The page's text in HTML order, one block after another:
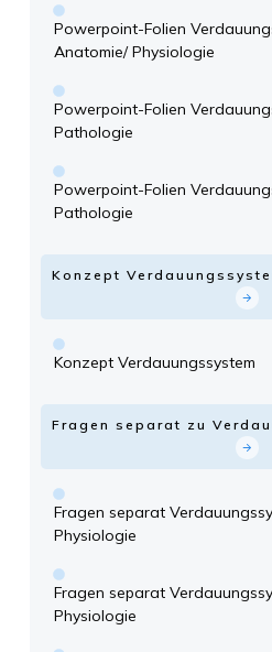
Powerpoint-Folien
Anatomie/ Physiologie
Powerpoint-Folien
Pathologie
Powerpoint-Folien
Pathologie
Konzept
Konzept Verdauungssystem
Fragen separat zu
Fragen separat
Physiologie
Fragen separat
Physiologie